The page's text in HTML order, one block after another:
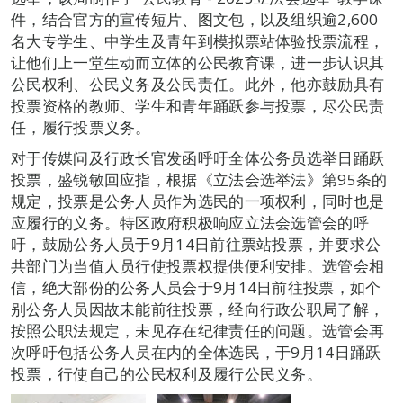
件，结合官方的宣传短片、图文包，以及组织逾2,600
名大专学生、中学生及青年到模拟票站体验投票流程，
让他们上一堂生动而立体的公民教育课，进一步认识其
公民权利、公民义务及公民责任。此外，他亦鼓励具有
投票资格的教师、学生和青年踊跃参与投票，尽公民责
任，履行投票义务。
对于传媒问及行政长官发函呼吁全体公务员选举日踊跃
投票，盛锐敏回应指，根据《立法会选举法》第95条的
规定，投票是公务人员作为选民的一项权利，同时也是
应履行的义务。特区政府积极响应立法会选管会的呼
吁，鼓励公务人员于9月14日前往票站投票，并要求公
共部门为当值人员行使投票权提供便利安排。选管会相
信，绝大部份的公务人员会于9月14日前往投票，如个
别公务人员因故未能前往投票，经向行政公职局了解，
按照公职法规定，未见存在纪律责任的问题。选管会再
次呼吁包括公务人员在内的全体选民，于9月14日踊跃
投票，行使自己的公民权利及履行公民义务。